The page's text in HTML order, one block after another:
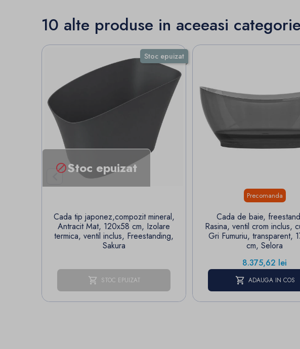
10 alte produse in aceeasi

Stoc epuizat
Stoc epuizat
Cada tip japonez,compozit mineral,
Antracit Mat, 120x58 cm, Izolare
termica, ventil inclus, Freestanding,
Sakura
STOC EPUIZAT
Precomanda
Cada de baie,
Rasina, ventil crom inclus,
Gri Fumuriu, transparent,
cm, Selora
Pret
8.375,62 lei
ADAUGA IN COS